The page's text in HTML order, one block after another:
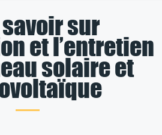
sur
et l’entretien
solaire et